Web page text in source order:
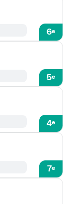
6e
5e
4e
7e